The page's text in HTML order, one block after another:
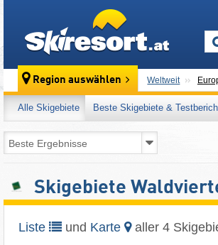
Region auswählen Weltweit
Alle Skigebiete Beste Skigebiete &
Skigebiete
Liste und Karte aller 4